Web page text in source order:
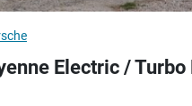
Electric /